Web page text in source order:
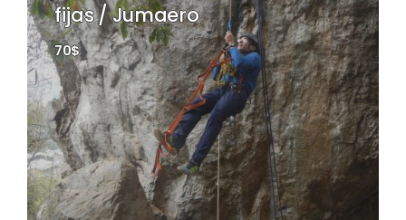
fijas / Jumaero
70$